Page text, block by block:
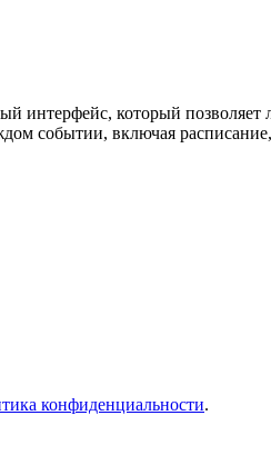
интерфейс, который позволяет
событии, включая
конфиденциальности.